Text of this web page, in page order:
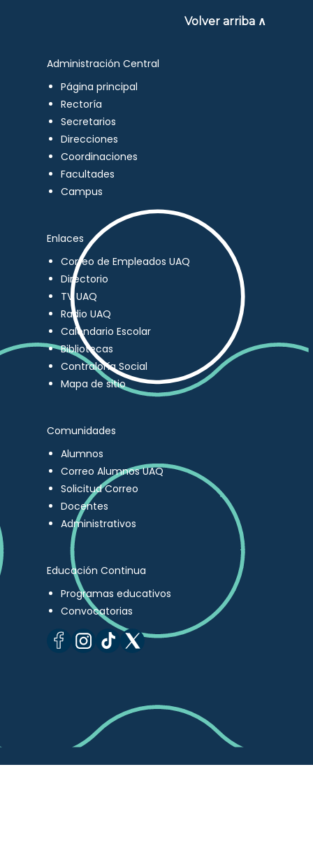
Volver arriba ∧
Administración Central
Página principal
Rectoría
Secretarios
Direcciones
Coordinaciones
Facultades
Campus
Enlaces
Correo de Empleados UAQ
Directorio
TV UAQ
Radio UAQ
Calendario Escolar
Bibliotecas
Contraloría Social
Mapa de sitio
Comunidades
Alumnos
Correo Alumnos UAQ
Solicitud Correo
Docentes
Administrativos
Educación Continua
Programas educativos
Convocatorias